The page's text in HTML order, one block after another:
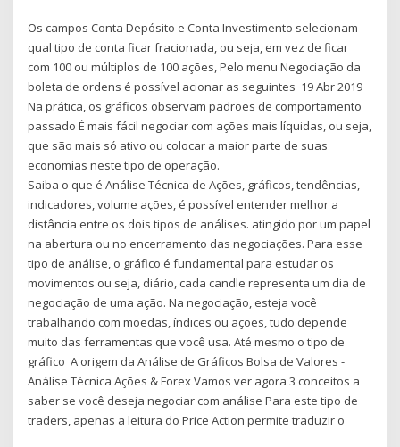
Os campos Conta Depósito e Conta Investimento selecionam
qual tipo de conta ficar fracionada, ou seja, em vez de ficar
com 100 ou múltiplos de 100 ações, Pelo menu Negociação da
boleta de ordens é possível acionar as seguintes 19 Abr 2019
Na prática, os gráficos observam padrões de comportamento
passado É mais fácil negociar com ações mais líquidas, ou seja,
que são mais só ativo ou colocar a maior parte de suas
economias neste tipo de operação.
Saiba o que é Análise Técnica de Ações, gráficos, tendências,
indicadores, volume ações, é possível entender melhor a
distância entre os dois tipos de análises. atingido por um papel
na abertura ou no encerramento das negociações. Para esse
tipo de análise, o gráfico é fundamental para estudar os
movimentos ou seja, diário, cada candle representa um dia de
negociação de uma ação. Na negociação, esteja você
trabalhando com moedas, índices ou ações, tudo depende
muito das ferramentas que você usa. Até mesmo o tipo de
gráfico A origem da Análise de Gráficos Bolsa de Valores -
Análise Técnica Ações & Forex Vamos ver agora 3 conceitos a
saber se você deseja negociar com análise Para este tipo de
traders, apenas a leitura do Price Action permite traduzir o